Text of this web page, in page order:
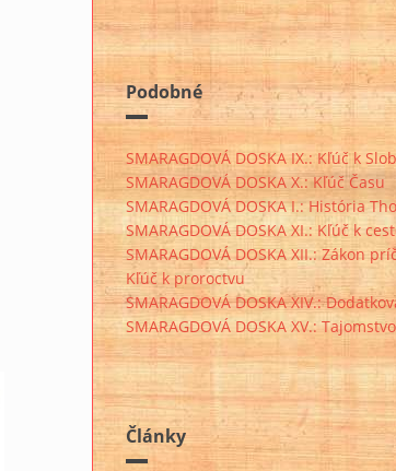
Podobné
SMARAGDOVÁ DOSKA IX.: Kľúč k
SMARAGDOVÁ DOSKA X.: Kľúč Času
SMARAGDOVÁ DOSKA I.: História
SMARAGDOVÁ DOSKA XI.: Kľúč k
SMARAGDOVÁ DOSKA XII.: Zákon
Kľúč k proroctvu
SMARAGDOVÁ DOSKA XIV.:
SMARAGDOVÁ DOSKA XV.:
Články